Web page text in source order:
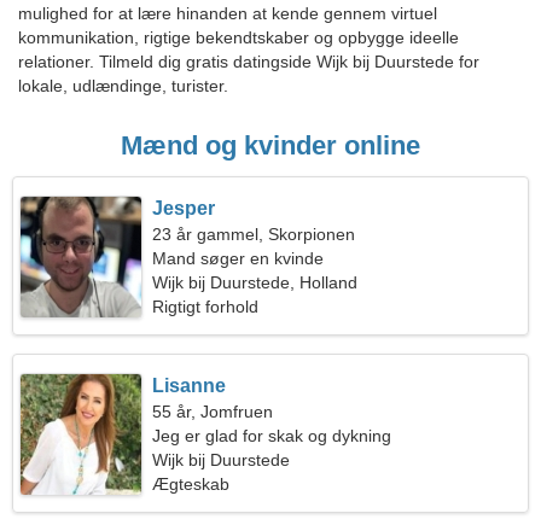
mulighed for at lære hinanden at kende gennem virtuel
kommunikation, rigtige bekendtskaber og opbygge ideelle
relationer. Tilmeld dig gratis datingside Wijk bij Duurstede for
lokale, udlændinge, turister.
Mænd og kvinder online
Jesper
23 år gammel, Skorpionen
Mand søger en kvinde
Wijk bij Duurstede, Holland
Rigtigt forhold
Lisanne
55 år, Jomfruen
Jeg er glad for skak og dykning
Wijk bij Duurstede
Ægteskab